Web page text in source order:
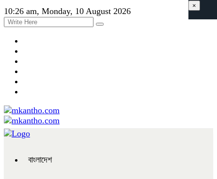
10:26 am, Monday, 10 August 2026
বাংলাদেশ
×